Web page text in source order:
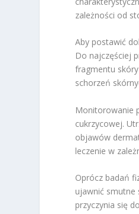
zależności od
Aby postawić
Do najczęściej
fragmentu
schorzeń
Monitorowanie
cukrzycowej.
objawów
leczenie w
Oprócz badań
ujawnić smutne
przyczynia się